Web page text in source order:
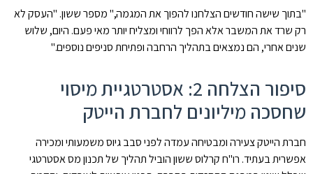
"בתוך שישה חודשים הצלחנו להפוך את המגמה," מספר ששון. "העסק לא
רק שרד את המשבר אלא הפך לרווחי ומצליח יותר מאי פעם. היום, שלוש
שנים אחרי, הם נמצאים בתהליך הרחבה ופתיחת סניפים נוספים."
סיפור הצלחה 2: אסטרטגיית מיסוי
שחסכה מיליונים לחברת הייטק
חברת הייטק צעירה ומבטיחה עמדה לפני סבב גיוס משמעותי ומכירה
אפשרית בעתיד. רו"ח קרלוס ששון הוביל תהליך של תכנון מס אסטרטגי